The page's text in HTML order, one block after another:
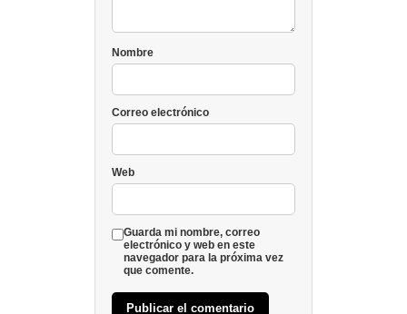
Nombre
Correo electrónico
Web
Guarda mi nombre, correo
electrónico y web en este
navegador para la próxima vez
que comente.